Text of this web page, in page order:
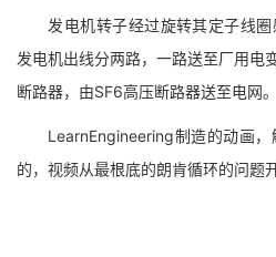
发电机转子经过旋转其定子线圈
发电机出线分两路，一路送至厂用电
断路器，由SF6高压断路器送至电网。
LearnEngineering制造的动画，
的，视频从最根底的朗肯循环的问题开